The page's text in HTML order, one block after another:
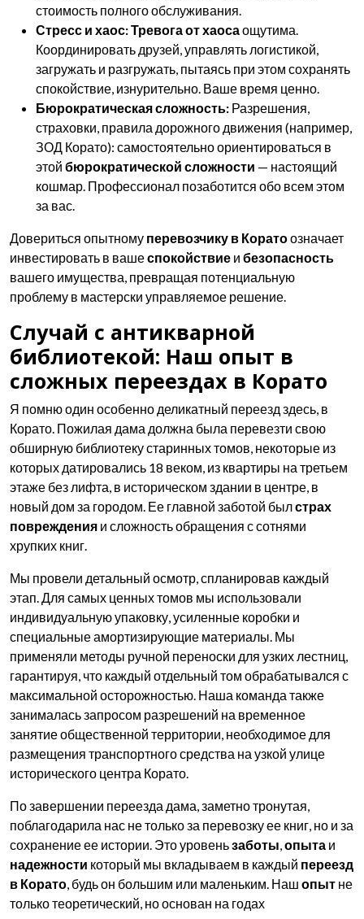
стоимость полного обслуживания.
Стресс и хаос:Тревога от хаосаощутима.
Координировать друзей, управлять логистикой,
загружать и разгружать, пытаясь при этом сохранять
спокойствие, изнурительно. Ваше время ценно.
Бюрократическая сложность: Разрешения,
страховки, правила дорожного движения (например,
ЗОД Корато): самостоятельно ориентироваться в
этой бюрократической сложности — настоящий
кошмар. Профессионал позаботится обо всем этом
за вас.
Довериться опытному перевозчику в Коратоозначает
инвестировать в вашеспокойствие и безопасность
вашего имущества, превращая потенциальную
проблему в мастерски управляемое решение.
Случай с антикварной
библиотекой: Наш опыт в
сложных переездах в Корато
Я помню один особенно деликатный переезд здесь, в
Корато. Пожилая дама должна была перевезти свою
обширную библиотеку старинных томов, некоторые из
которых датировались 18 веком, из квартиры на третьем
этаже без лифта, в историческом здании в центре, в
новый дом за городом. Ее главной заботой былстрах
повреждения и сложность обращения с сотнями
хрупких книг.
Мы провели детальный осмотр, спланировав каждый
этап. Для самых ценных томов мы использовали
индивидуальную упаковку, усиленные коробки и
специальные амортизирующие материалы. Мы
применяли методы ручной переноски для узких лестниц,
гарантируя, что каждый отдельный том обрабатывался с
максимальной осторожностью. Наша команда также
занималась запросом разрешений на временное
занятие общественной территории, необходимое для
размещения транспортного средства на узкой улице
исторического центра Корато.
По завершении переезда дама, заметно тронутая,
поблагодарила нас не только за перевозку ее книг, но и за
сохранение ее истории. Это уровеньзаботы,опыта и
надежности который мы вкладываем в каждый переезд
в Корато, будь он большим или маленьким. Наш опыт не
только теоретический, но основан на годах